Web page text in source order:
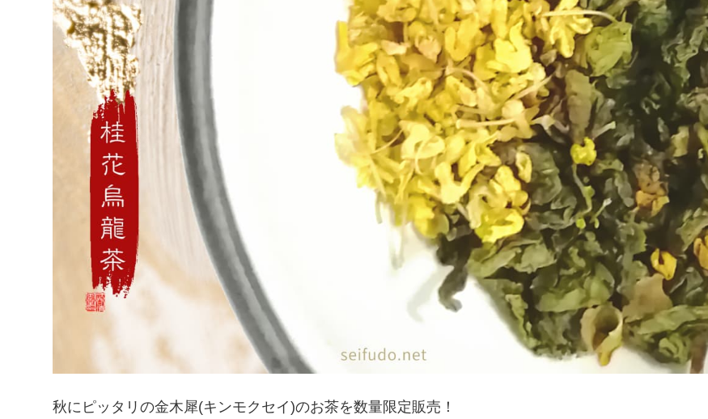
秋にピッタリの金木犀(キンモクセイ)のお茶を数量限定販売！